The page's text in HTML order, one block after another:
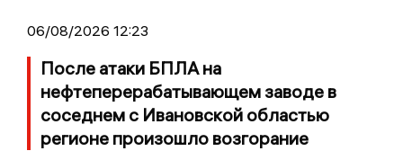
06/08/2026 12:23
После атаки БПЛА на
нефтеперерабатывающем заводе в
соседнем с Ивановской областью
регионе произошло возгорание